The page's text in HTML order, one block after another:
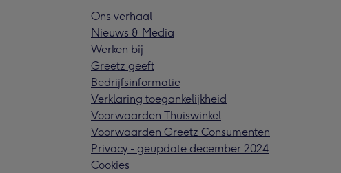
Ons verhaal
Nieuws & Media
Werken bij
Greetz geeft
Bedrijfsinformatie
Verklaring toegankelijkheid
Voorwaarden Thuiswinkel
Voorwaarden Greetz Consumenten
Privacy - geupdate december 2024
Cookies